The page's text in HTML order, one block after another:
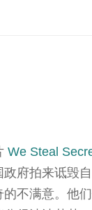
We Steal
府拍来诋毁
不满意。他